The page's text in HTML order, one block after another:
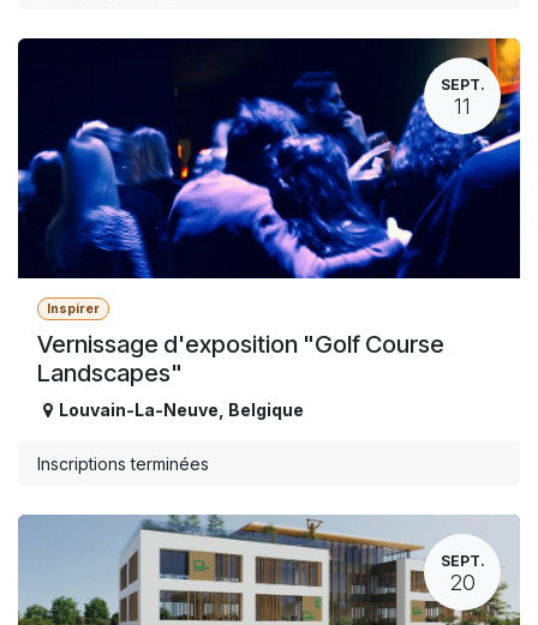
SEPT.
11
Inspirer
Vernissage d'exposition "Golf Course
Landscapes"
Louvain-La-Neuve, Belgique
Inscriptions terminées
SEPT.
20